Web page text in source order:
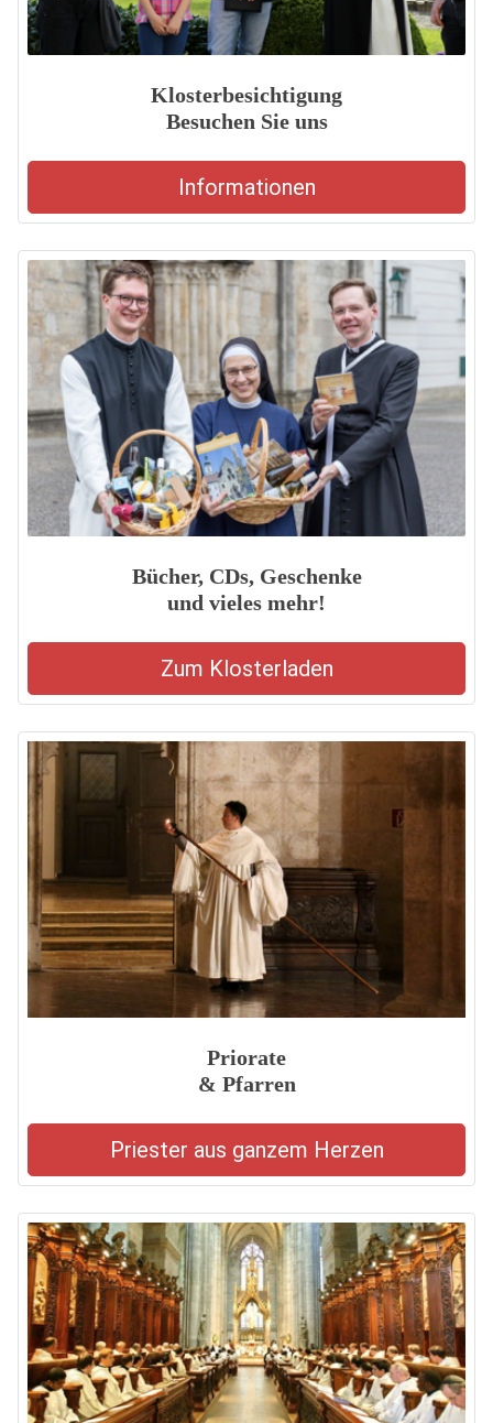
Klosterbesichtigung
Besuchen Sie uns
Informationen
Bücher, CDs, Geschenke
und vieles mehr!
Zum Klosterladen
Priorate
& Pfarren
Priester aus ganzem Herzen